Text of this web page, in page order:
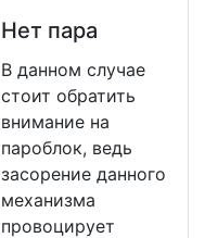
Нет пара
В данном случае
стоит обратить
внимание на
пароблок, ведь
засорение данного
механизма
провоцирует